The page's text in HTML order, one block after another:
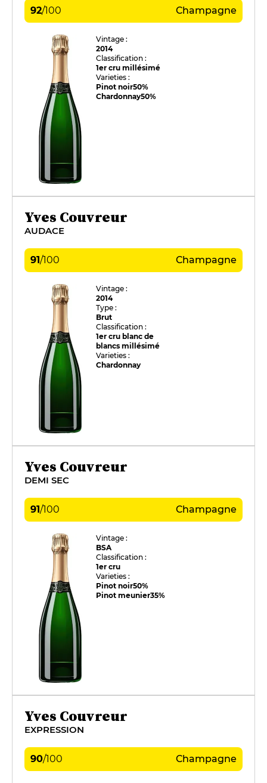
92/100 Champagne
Vintage :
2014
Classification :
1er cru millésimé
Varieties :
Pinot noir50%
Chardonnay50%
Yves Couvreur
AUDACE
91/100 Champagne
Vintage :
2014
Type :
Brut
Classification :
1er cru blanc de
blancs millésimé
Varieties :
Chardonnay
Yves Couvreur
DEMI SEC
91/100 Champagne
Vintage :
BSA
Classification :
1er cru
Varieties :
Pinot noir50%
Pinot meunier35%
Yves Couvreur
EXPRESSION
90/100 Champagne